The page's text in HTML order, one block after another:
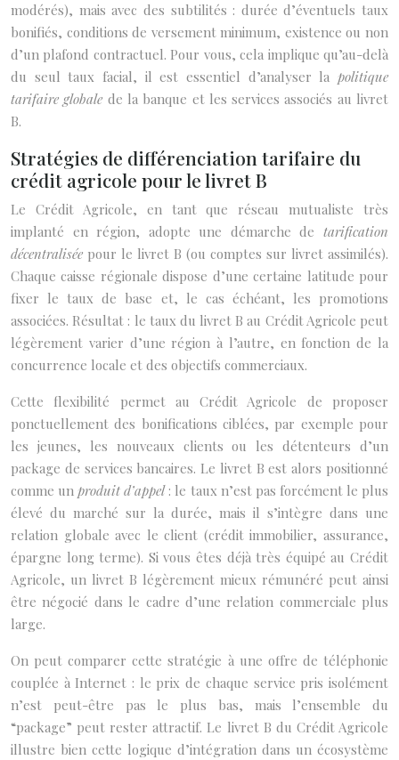
modérés), mais avec des subtilités : durée d’éventuels taux
bonifiés, conditions de versement minimum, existence ou non
d’un plafond contractuel. Pour vous, cela implique qu’au-delà
du seul taux facial, il est essentiel d’analyser la politique
tarifaire globale de la banque et les services associés au livret
B.
Stratégies de différenciation tarifaire du
crédit agricole pour le livret B
Le Crédit Agricole, en tant que réseau mutualiste très
implanté en région, adopte une démarche de tarification
décentralisée pour le livret B (ou comptes sur livret assimilés).
Chaque caisse régionale dispose d’une certaine latitude pour
fixer le taux de base et, le cas échéant, les promotions
associées. Résultat : le taux du livret B au Crédit Agricole peut
légèrement varier d’une région à l’autre, en fonction de la
concurrence locale et des objectifs commerciaux.
Cette flexibilité permet au Crédit Agricole de proposer
ponctuellement des bonifications ciblées, par exemple pour
les jeunes, les nouveaux clients ou les détenteurs d’un
package de services bancaires. Le livret B est alors positionné
comme un produit d’appel: le taux n’est pas forcément le plus
élevé du marché sur la durée, mais il s’intègre dans une
relation globale avec le client (crédit immobilier, assurance,
épargne long terme). Si vous êtes déjà très équipé au Crédit
Agricole, un livret B légèrement mieux rémunéré peut ainsi
être négocié dans le cadre d’une relation commerciale plus
large.
On peut comparer cette stratégie à une offre de téléphonie
couplée à Internet : le prix de chaque service pris isolément
n’est peut-être pas le plus bas, mais l’ensemble du
“package” peut rester attractif. Le livret B du Crédit Agricole
illustre bien cette logique d’intégration dans un écosystème